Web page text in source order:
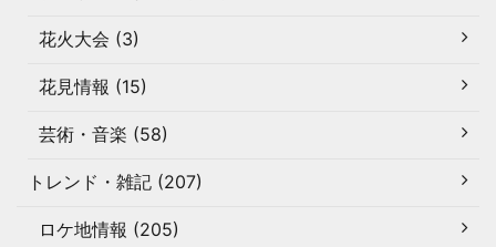
花火大会 (3)
花見情報 (15)
芸術・音楽 (58)
トレンド・雑記 (207)
ロケ地情報 (205)